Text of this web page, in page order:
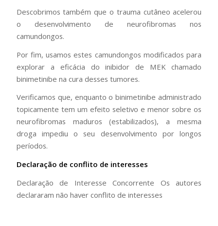
Descobrimos também que o trauma cutâneo acelerou
o desenvolvimento de neurofibromas nos
camundongos.
Por fim, usamos estes camundongos modificados para
explorar a eficácia do inibidor de MEK chamado
binimetinibe na cura desses tumores.
Verificamos que, enquanto o binimetinibe administrado
topicamente tem um efeito seletivo e menor sobre os
neurofibromas maduros (estabilizados), a mesma
droga impediu o seu desenvolvimento por longos
períodos.
Declaração de conflito de interesses
Declaração de Interesse Concorrente Os autores
declararam não haver conflito de interesses